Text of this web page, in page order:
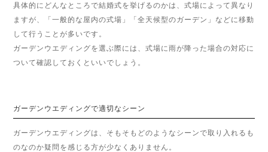
具体的にどんなところで結婚式を挙げるのかは、式場によって異なり
ますが、「一般的な屋内の式場」「全天候型のガーデン」などに移動
して行うことが多いです。
ガーデンウエディングを選ぶ際には、式場に雨が降った場合の対応に
ついて確認しておくといいでしょう。
ガーデンウエディングで適切なシーン
ガーデンウエディングは、そもそもどのようなシーンで取り入れるも
のなのか疑問を感じる方が少なくありません。